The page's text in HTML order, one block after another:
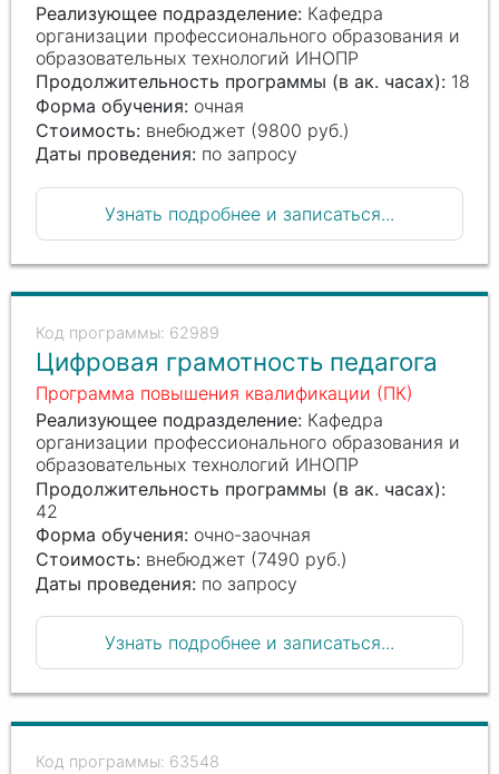
Реализующее подразделение: Кафедра
организации профессионального образования и
образовательных технологий ИНОПР
Продолжительность программы (в ак. часах): 18
Форма обучения: очная
Стоимость: внебюджет (9800 руб.)
Даты проведения: по запросу
Узнать подробнее и записаться...
62989
Цифровая грамотность педагога
Программа повышения квалификации (ПК)
Реализующее подразделение: Кафедра
организации профессионального образования и
образовательных технологий ИНОПР
Продолжительность программы (в ак. часах):
42
Форма обучения: очно-заочная
Стоимость: внебюджет (7490 руб.)
Даты проведения: по запросу
Узнать подробнее и записаться...
63548